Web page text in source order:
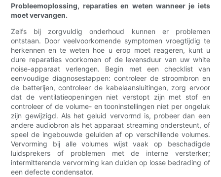
Probleemoplossing, reparaties en weten wanneer je iets
moet vervangen.
Zelfs bij zorgvuldig onderhoud kunnen er problemen
ontstaan. Door veelvoorkomende symptomen vroegtijdig te
herkennen en te weten hoe u erop moet reageren, kunt u
dure reparaties voorkomen of de levensduur van uw white
noise-apparaat verlengen. Begin met een checklist van
eenvoudige diagnosestappen: controleer de stroombron en
de batterijen, controleer de kabelaansluitingen, zorg ervoor
dat de ventilatieopeningen niet verstopt zijn met stof en
controleer of de volume- en tooninstellingen niet per ongeluk
zijn gewijzigd. Als het geluid vervormd is, probeer dan een
andere audiobron als het apparaat streaming ondersteunt, of
speel de ingebouwde geluiden af ​​op verschillende volumes.
Vervorming bij alle volumes wijst vaak op beschadigde
luidsprekers of problemen met de interne versterker;
intermitterende vervorming kan duiden op losse bedrading of
een defecte condensator.